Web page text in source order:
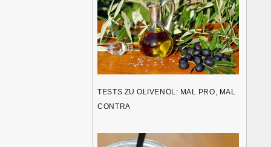
TESTS ZU OLIVENÖL: MAL PRO, MAL
CONTRA